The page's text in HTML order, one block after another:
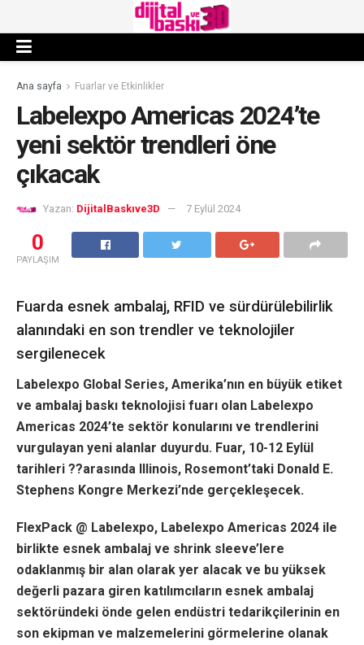
Ana sayfa Fuarlar ve Etkinlikler
Labelexpo Americas 2024’te
yeni sektör trendleri öne
çıkacak
Yazan: DijitalBaskıve3D 7 Eylül 2024
0
PAYLAŞIM
Fuarda esnek ambalaj, RFID ve sürdürülebilirlik
alanındaki en son trendler ve teknolojiler
sergilenecek
Labelexpo Global Series, Amerika’nın en büyük etiket
ve ambalaj baskı teknolojisi fuarı olan Labelexpo
Americas 2024’te sektör konularını ve trendlerini
vurgulayan yeni alanlar duyurdu. Fuar, 10-12 Eylül
tarihleri ??arasında Illinois, Rosemont’taki Donald E.
Stephens Kongre Merkezi’nde gerçekleşecek.
FlexPack @ Labelexpo, Labelexpo Americas 2024 ile
birlikte esnek ambalaj ve shrink sleeve’lere
odaklanmış bir alan olarak yer alacak ve bu yüksek
değerli pazara giren katılımcıların esnek ambalaj
sektöründeki önde gelen endüstri tedarikçilerinin en
son ekipman ve malzemelerini görmelerine olanak